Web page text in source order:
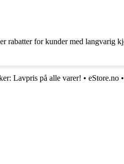
rabatter for kunder med
Lavpris på alle varer! • eStore.no •